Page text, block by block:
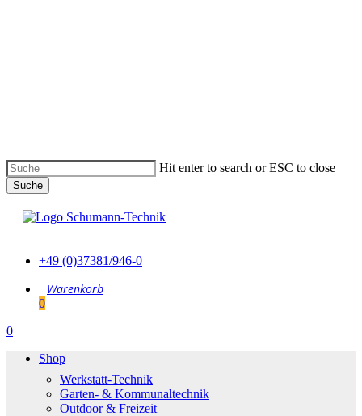
Hit enter to search or ESC to close
Suche
schließen
+49 (0)37381/946-0
0
Menu
0
Shop
Werkstatt-Technik
Garten- & Kommunaltechnik
Outdoor & Freizeit